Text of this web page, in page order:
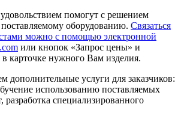
помогут с решением
оборудованию. Связаться
можно с помощью электронной
или кнопок «Запрос цены» и
карточке нужного Вам изделия.
дополнительные услуги для заказчиков:
использованию поставляемых
разработка специализированного